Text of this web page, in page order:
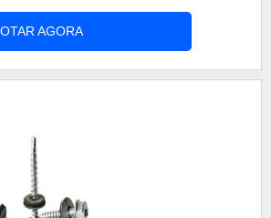
remover a porca.
Para que essas porcas
o máximo de qualidade, é
AGORA